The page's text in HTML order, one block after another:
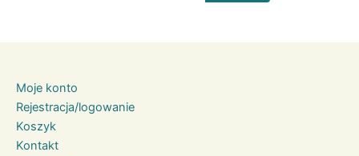
Moje konto
Rejestracja/logowanie
Koszyk
Kontakt